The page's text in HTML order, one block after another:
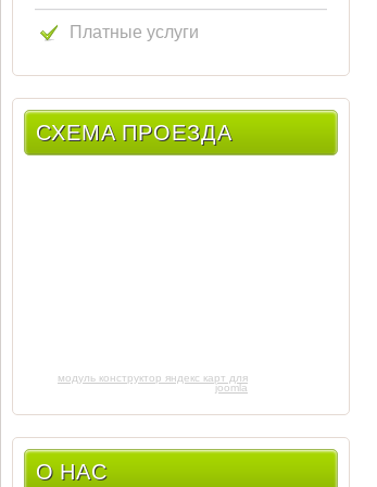
Платные услуги
СХЕМА ПРОЕЗДА
модуль конструктор яндекс карт для
joomla
О НАС